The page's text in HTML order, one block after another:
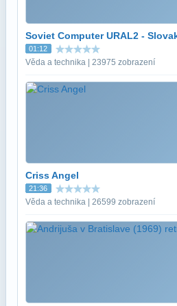
Soviet Computer URAL2 -
01:12
Věda a technika | 23975 zobrazení
Criss Angel
21:36
Věda a technika | 26599 zobrazení